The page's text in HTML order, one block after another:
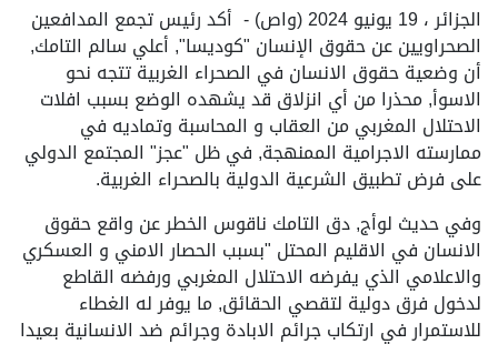
الجزائر ، 19 يونيو 2024 (واص) - أكد رئيس تجمع المدافعين
الصحراويين عن حقوق الإنسان "كوديسا", أعلي سالم التامك,
أن وضعية حقوق الانسان في الصحراء الغربية تتجه نحو
الاسوأ, محذرا من أي انزلاق قد يشهده الوضع بسبب افلات
الاحتلال المغربي من العقاب و المحاسبة وتماديه في
ممارسته الاجرامية الممنهجة, في ظل "عجز" المجتمع الدولي
على فرض تطبيق الشرعية الدولية بالصحراء الغربية.
وفي حديث لوأج, دق التامك ناقوس الخطر عن واقع حقوق
الانسان في الاقليم المحتل "بسبب الحصار الامني و العسكري
والاعلامي الذي يفرضه الاحتلال المغربي ورفضه القاطع
لدخول فرق دولية لتقصي الحقائق, ما يوفر له الغطاء
للاستمرار في ارتكاب جرائم الابادة وجرائم ضد الانسانية بعيدا